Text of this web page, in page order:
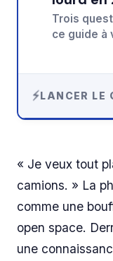
Trois
ce guide à
LANCER LE
« Je veux tout
camions. » La
comme une
open space.
une